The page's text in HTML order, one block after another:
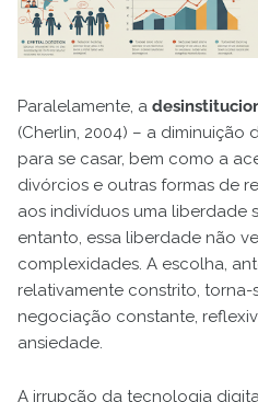
Paralelamente, a
(Cherlin, 2004) – a diminuição
para se casar, bem como a
divórcios e outras formas de
aos indivíduos uma liberdade
entanto, essa liberdade não
complexidades. A escolha,
relativamente constrito,
negociação constante,
ansiedade.
A irrupção da tecnologia